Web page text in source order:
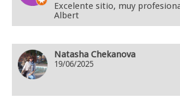
Excelente sitio, muy
Albert
Natasha Chekanova
19/06/2025